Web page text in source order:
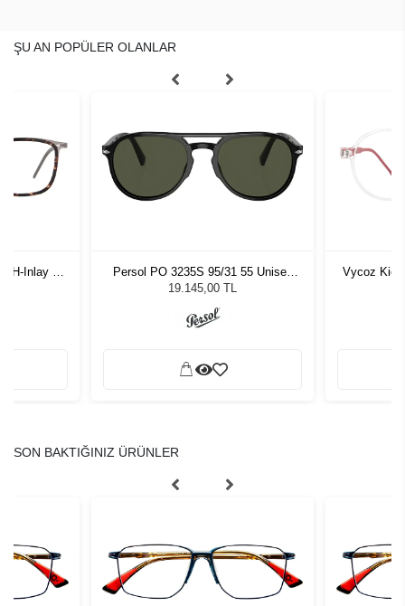
ŞU AN POPÜLER OLANLAR
H-Inlay 53-
Persol PO 3235S 95/31 55 Unisex
Güneş Gözlüğü
19.145,00 TL
Vycoz Kids
SON BAKTIĞINIZ ÜRÜNLER